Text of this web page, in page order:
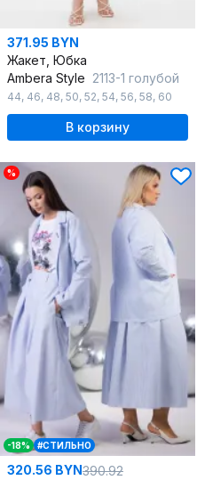
371.95 BYN
Жакет, Юбка
Ambera Style 2113-1 голубой
44, 46, 48, 50, 52, 54, 56, 58, 60
В корзину
%
-18% #СТИЛЬНО
320.56 BYN390.92